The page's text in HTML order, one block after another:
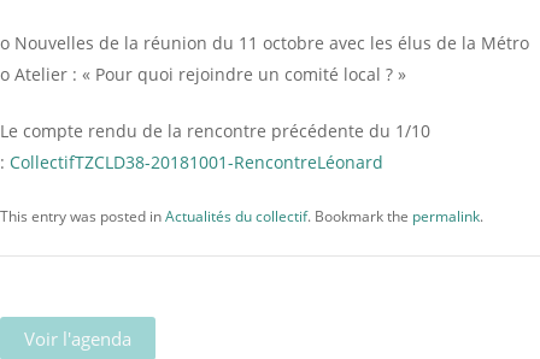
o Nouvelles de la réunion du 11 octobre avec les élus de la Métro
o Atelier : « Pour quoi rejoindre un comité local ? »
Le compte rendu de la rencontre précédente du 1/10
: CollectifTZCLD38-20181001-RencontreLéonard
This entry was posted inActualités du collectif. Bookmark the permalink.
Voir l'agenda